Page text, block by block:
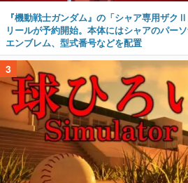
『機動戦士ガンダム』の「シャア専用ザク
リールが予約開始。本体にはシャアのパー
エンブレム、型式番号などを配置
3